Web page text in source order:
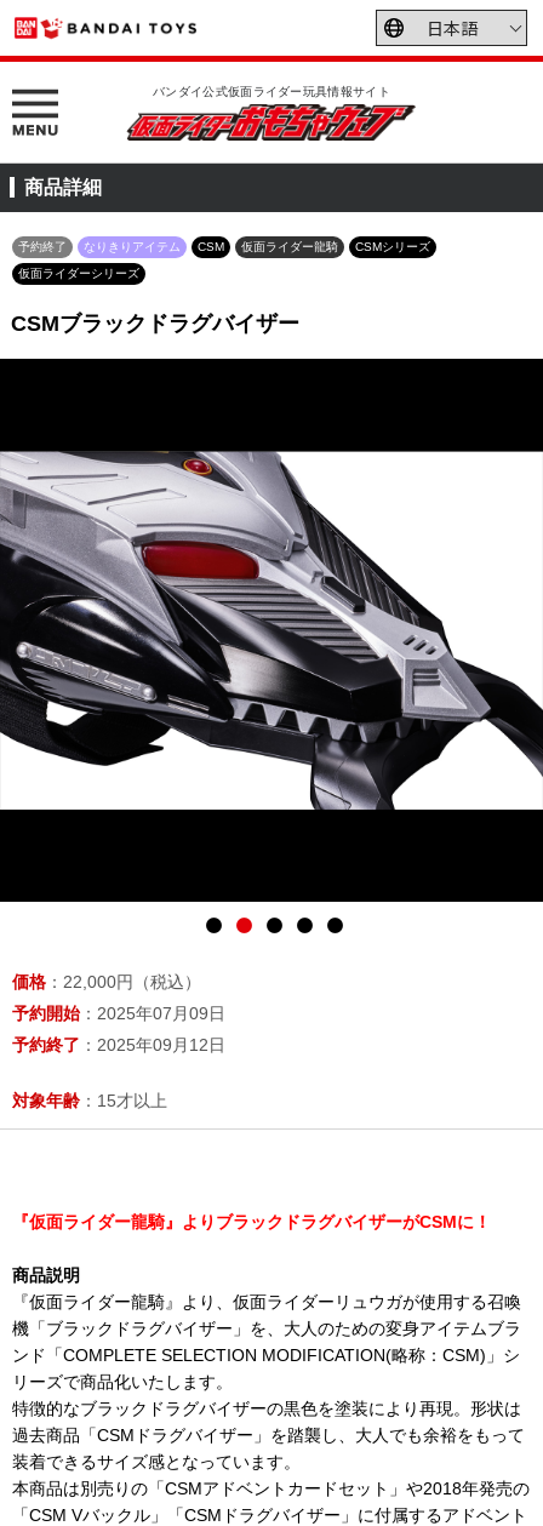
バンダイ公式仮面ライダー玩具情報サイト
商品詳細
予約終了 なりきりアイテム CSM 仮面ライダー龍騎
CSMシリーズ
仮面ライダーシリーズ
CSMブラックドラグバイザー
価格 ：22,000円（税込）
予約開始：2025年07月09日
予約終了 ：2025年09月12日
対象年齢 ：15才以上
『仮面ライダー龍騎』よりブラックドラグバイザーがCSMに！
商品説明
『仮面ライダー龍騎』より、仮面ライダーリュウガが使用する召喚
機「ブラックドラグバイザー」を、大人のための変身アイテムブラ
ンド「COMPLETE SELECTION MODIFICATION(略称：CSM)」シ
リーズで商品化いたします。
特徴的なブラックドラグバイザーの黒色を塗装により再現。形状は
過去商品「CSMドラグバイザー」を踏襲し、大人でも余裕をもって
装着できるサイズ感となっています。
本商品は別売りの「CSMアドベントカードセット」や2018年発売の
「CSM Vバックル」「CSMドラグバイザー」に付属するアドベント